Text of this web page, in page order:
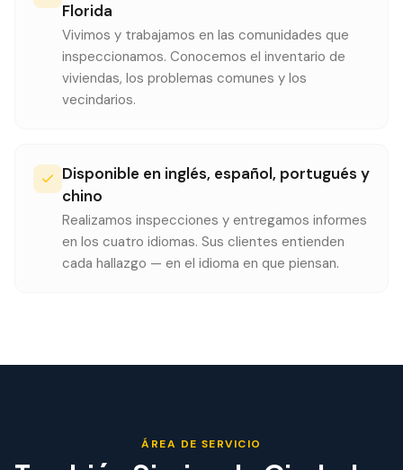
Florida
Vivimos y trabajamos en las comunidades que
inspeccionamos. Conocemos el inventario de
viviendas, los problemas comunes y los
vecindarios.
Disponible en inglés, español, portugués y
chino
Realizamos inspecciones y entregamos informes
en los cuatro idiomas. Sus clientes entienden
cada hallazgo — en el idioma en que piensan.
ÁREA DE SERVICIO